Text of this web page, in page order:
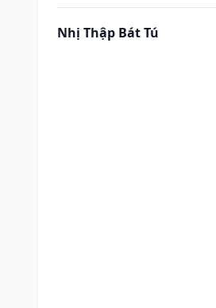
Nhị Thập Bát Tú